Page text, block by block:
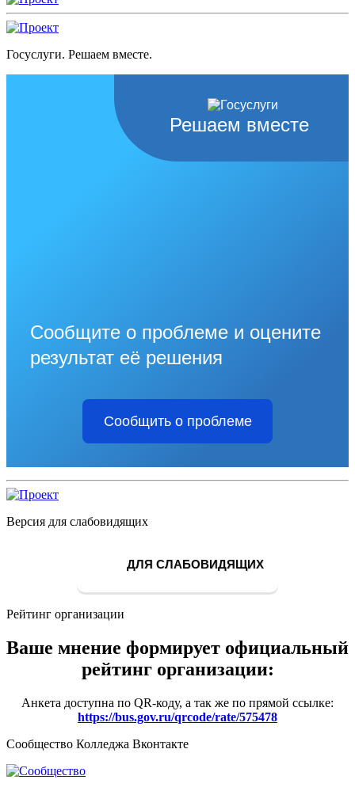
Госуслуги. Решаем вместе.
Решаем вместе
Сообщите о проблеме и оцените
результат её решения
Сообщить о проблеме
Версия для слабовидящих
ДЛЯ СЛАБОВИДЯЩИХ
Рейтинг организации
Ваше мнение формирует официальный
рейтинг организации:
Анкета доступна по QR-коду, а так же по прямой ссылке:
https://bus.gov.ru/qrcode/rate/575478
Сообщество Колледжа Вконтакте